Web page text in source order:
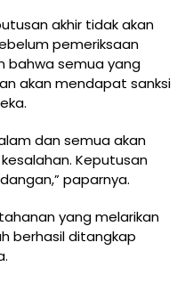
akhir tidak akan
pemeriksaan
bahwa semua yang
akan mendapat sanksi
dan semua akan
Keputusan
paparnya.
yang melarikan
berhasil ditangkap